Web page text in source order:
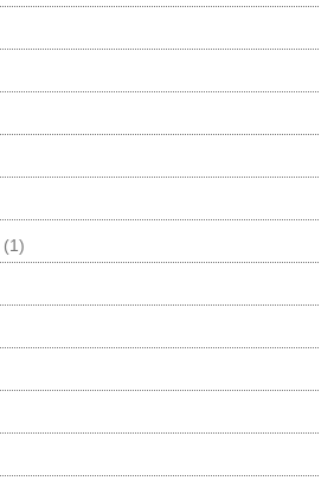
(1)